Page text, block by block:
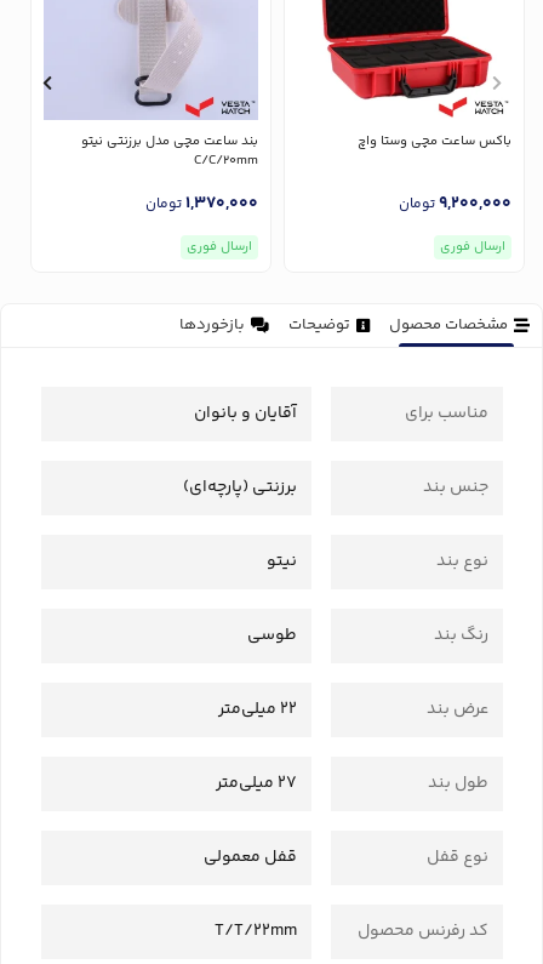
باکس ساعت مچی وستا واچ
9,200,000تومان
ارسال فوری
بند ساعت مچی مدل برزنتی نیتو
C/C/20mm
1,370,000تومان
ارسال فوری
مشخصات محصول توضیحات بازخوردها
مناسب برای آقایان و بانوان
جنس بند برزنتی (پارچه‌ای)
نوع بند نیتو
رنگ بند طوسی
عرض بند 22 میلی‌متر
طول بند 27 میلی‌متر
نوع قفل قفل معمولی
کد رفرنس محصول T/T/22mm